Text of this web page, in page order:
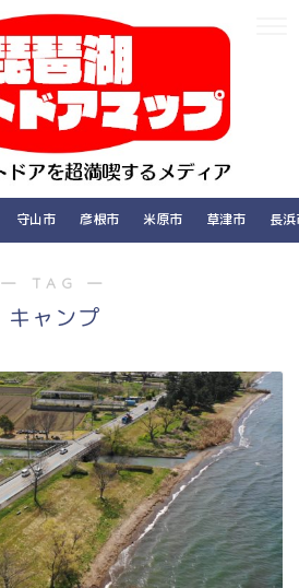
守山市 彦根市 米原市 草津市 長
― TAG ―
キャンプ